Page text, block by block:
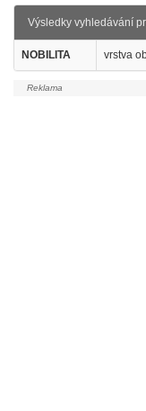
Výsledky vyhledávání
NOBILITA vrstva